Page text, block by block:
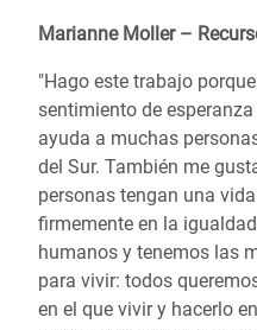
Marianne Moller –
"Hago este trabajo
sentimiento de
ayuda a muchas
del Sur. También me
personas tengan una
firmemente en la
humanos y tenemos las
para vivir: todos
en el que vivir y hacerlo